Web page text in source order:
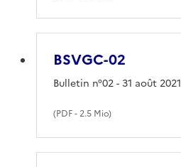
BSVGC-02
(PDF- 2.5 Mio)
Bulletin n°02 - 31 août 2021